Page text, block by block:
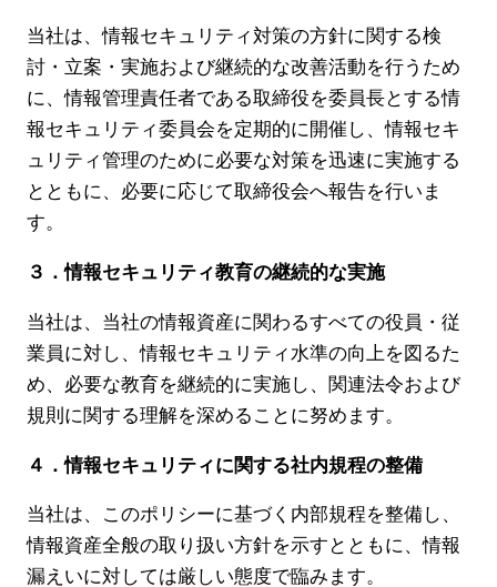
ニュース
企業情報
サステナビリティ
当社は、情報セキュリティ対策の方針に関する検
討・立案・実施および継続的な改善活動を行うため
に、情報管理責任者である取締役を委員長とする情
報セキュリティ委員会を定期的に開催し、情報セキ
ュリティ管理のために必要な対策を迅速に実施する
とともに、必要に応じて取締役会へ報告を行いま
す。
３．情報セキュリティ教育の継続的な実施
当社は、当社の情報資産に関わるすべての役員・従
業員に対し、情報セキュリティ水準の向上を図るた
め、必要な教育を継続的に実施し、関連法令および
規則に関する理解を深めることに努めます。
４．情報セキュリティに関する社内規程の整備
当社は、このポリシーに基づく内部規程を整備し、
情報資産全般の取り扱い方針を示すとともに、情報
漏えいに対しては厳しい態度で臨みます。